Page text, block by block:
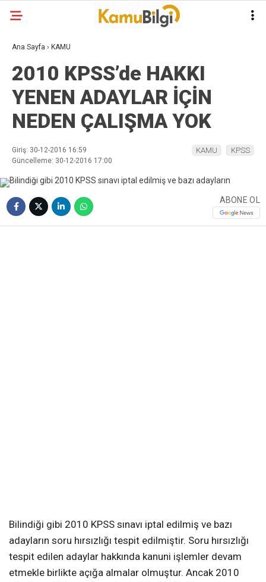
Ana Sayfa › KAMU
2010 KPSS’de HAKKI
YENEN ADAYLAR İÇİN
NEDEN ÇALIŞMA YOK
Giriş: 30-12-2016 16:59
Güncelleme: 30-12-2016 17:00
KAMU KPSS
ABONE OL
Bilindiği gibi 2010 KPSS sınavı iptal edilmiş ve bazı
adayların soru hırsızlığı tespit edilmiştir. Soru hırsızlığı
tespit edilen adaylar hakkında kanuni işlemler devam
etmekle birlikte açığa almalar olmuştur. Ancak 2010